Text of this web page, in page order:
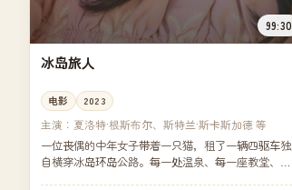
99:30
冰岛旅人
电影 2023
主演： 夏洛特·根斯布尔、斯特兰·斯卡斯加德 等
一位丧偶的中年女子带着一只猫，租了一辆四驱车独
自横穿冰岛环岛公路。每一处温泉、每一座教堂、每